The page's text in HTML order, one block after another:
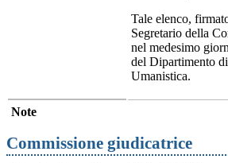
Tale elenco,
Segretario della
nel medesimo
del Dipartimento
Umanistica.
Note
Commissione giudicatrice